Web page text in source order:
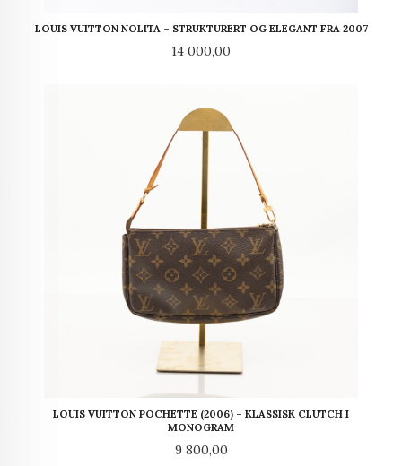
LOUIS VUITTON NOLITA – STRUKTURERT OG ELEGANT FRA 2007
Pris
14 000,00
LOUIS VUITTON POCHETTE (2006) – KLASSISK CLUTCH I
MONOGRAM
Pris
9 800,00